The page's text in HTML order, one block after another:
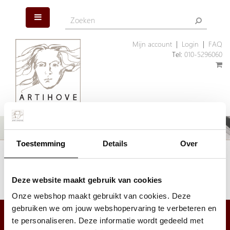
Toestemming Details Over
Deze website maakt gebruik van cookies
Onze webshop maakt gebruikt van cookies. Deze
gebruiken we om jouw webshopervaring te verbeteren en
te personaliseren. Deze informatie wordt gedeeld met
Mijn account| Login
FAQ
Tel: 010-5296060
Het artikel dat u zoekt is helaas niet meer aanwezig. Wellicht kunnen
Klik hier om ons assortiment geschenken te bekijken.